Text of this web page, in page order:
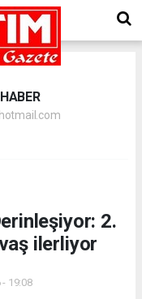
2.
ilerliyor
- 19:08